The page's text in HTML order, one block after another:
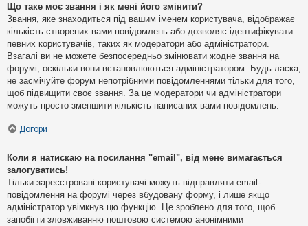
Що таке моє звання і як мені його змінити?
Звання, яке знаходиться під вашим іменем користувача, відображає
кількість створених вами повідомлень або дозволяє ідентифікувати
певних користувачів, таких як модератори або адміністратори.
Взагалі ви не можете безпосередньо змінювати жодне звання на
форумі, оскільки вони встановлюються адміністратором. Будь ласка,
не засмічуйте форум непотрібними повідомленнями тільки для того,
щоб підвищити своє звання. За це модератори чи адміністратори
можуть просто зменшити кількість написаних вами повідомлень.
Догори
Коли я натискаю на посилання "email", від мене вимагається
залогуватись!
Тільки зареєстровані користувачі можуть відправляти email-
повідомлення на форумі через вбудовану форму, і лише якщо
адміністратор увімкнув цю функцію. Це зроблено для того, щоб
запобігти зловживанню поштовою системою анонімними